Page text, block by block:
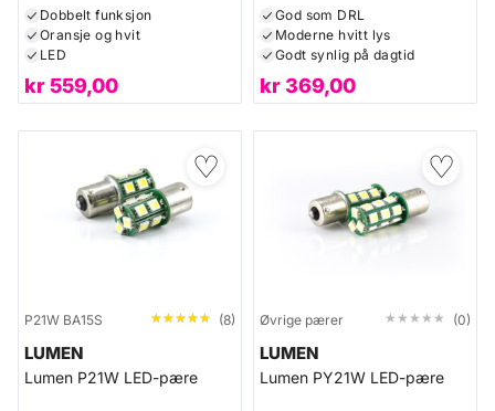
Dobbelt funksjon
Oransje og hvit
LED
kr559,00
God som DRL
Moderne hvitt lys
Godt synlig på dagtid
kr369,00
♡
P21W BA15S ★★★★★
★★★★★ (8)
LUMEN
Lumen P21W LED-pære
♡
Øvrige pærer ★★★★★
★★★★★ (0)
LUMEN
Lumen PY21W LED-pære